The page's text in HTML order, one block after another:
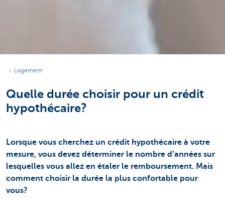
Logement
Quelle durée choisir pour un crédit
hypothécaire?
Lorsque vous cherchez un crédit hypothécaire à votre
mesure, vous devez déterminer le nombre d’années sur
lesquelles vous allez en étaler le remboursement. Mais
comment choisir la durée la plus confortable pour
vous?